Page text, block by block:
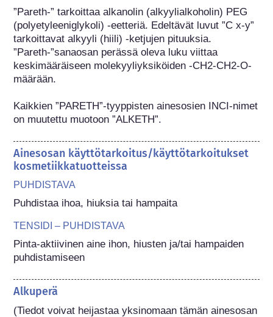
”Pareth-” tarkoittaa alkanolin (alkyylialkoholin) PEG
(polyetyleeniglykoli) -eetteriä. Edeltävät luvut ”C x-y”
tarkoittavat alkyyli (hiili) -ketjujen pituuksia.
”Pareth-”sanaosan perässä oleva luku viittaa
keskimääräiseen molekyyliyksiköiden -CH2-CH2-O-
määrään.
Kaikkien ”PARETH”-tyyppisten ainesosien INCI-nimet
on muutettu muotoon ”ALKETH”.
Ainesosan käyttötarkoitus/käyttötarkoitukset
kosmetiikkatuotteissa
PUHDISTAVA
Puhdistaa ihoa, hiuksia tai hampaita
TENSIDI – PUHDISTAVA
Pinta-aktiivinen aine ihon, hiusten ja/tai hampaiden
puhdistamiseen
Alkuperä
(Tiedot voivat heijastaa yksinomaan tämän ainesosan